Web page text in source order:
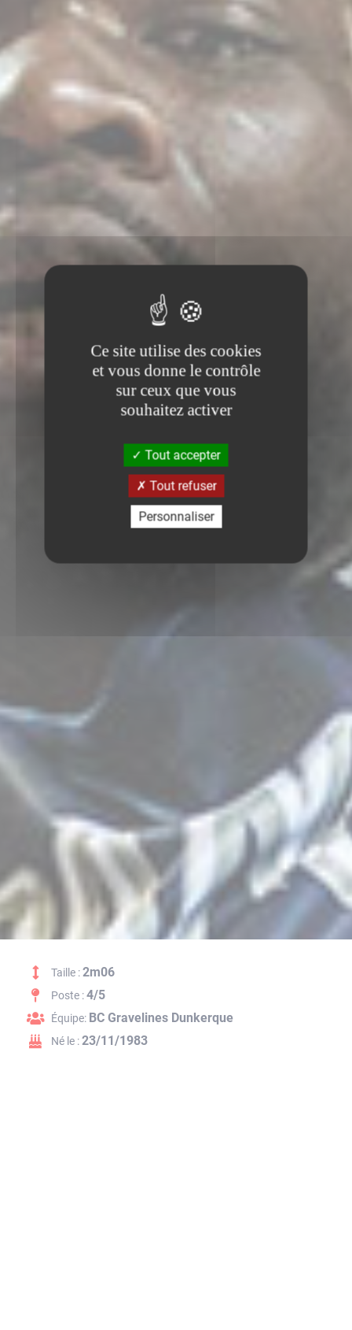
Taille :2m06
Poste :4/5
Équipe: BC Gravelines Dunkerque
Né le :23/11/1983
Ce site utilise des cookies
et vous donne le contrôle
sur ceux que vous
souhaitez activer
Tout accepter
Tout refuser
Personnaliser